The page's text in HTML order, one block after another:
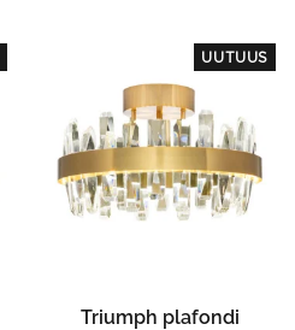
UUTUUS
Triumph plafondi